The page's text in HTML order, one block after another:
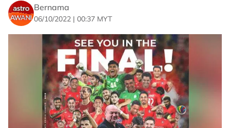
Bernama
06/10/2022 | 00:37 MYT